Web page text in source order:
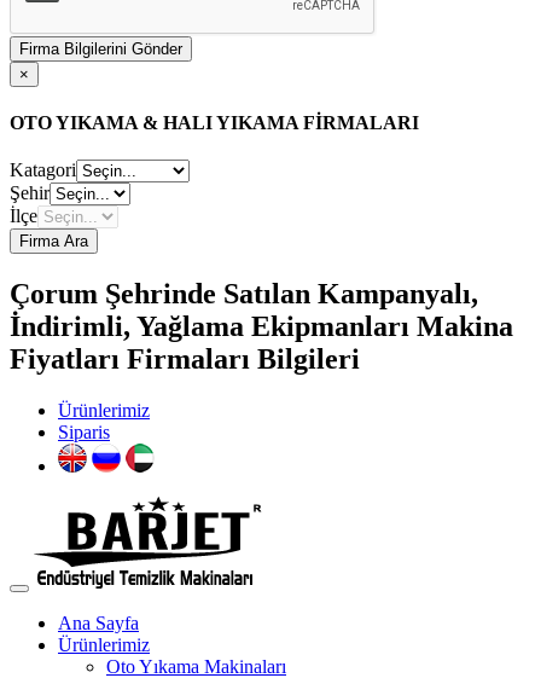
Firma Bilgilerini Gönder
×
OTO YIKAMA & HALI YIKAMA FİRMALARI
Katagori
Şehir
İlçe
Firma Ara
Çorum Şehrinde Satılan Kampanyalı,
İndirimli, Yağlama Ekipmanları Makina
Fiyatları Firmaları Bilgileri
Ürünlerimiz
Siparis
Ana Sayfa
Ürünlerimiz
Oto Yıkama Makinaları